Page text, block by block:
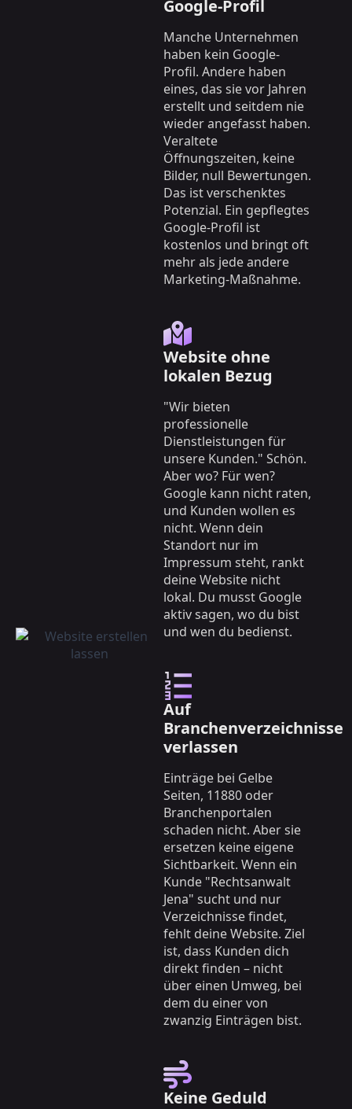
Google-Profil
Manche Unternehmen
haben kein Google-
Profil. Andere haben
eines, das sie vor Jahren
erstellt und seitdem nie
wieder angefasst haben.
Veraltete
Öffnungszeiten, keine
Bilder, null Bewertungen.
Das ist verschenktes
Potenzial. Ein gepflegtes
Google-Profil ist
kostenlos und bringt oft
mehr als jede andere
Marketing-Maßnahme.
Website ohne
lokalen Bezug
"Wir bieten
professionelle
Dienstleistungen für
unsere Kunden." Schön.
Aber wo? Für wen?
Google kann nicht raten,
und Kunden wollen es
nicht. Wenn dein
Standort nur im
Impressum steht, rankt
deine Website nicht
lokal. Du musst Google
aktiv sagen, wo du bist
und wen du bedienst.
Auf
Branchenverzeichnisse
verlassen
Einträge bei Gelbe
Seiten, 11880 oder
Branchenportalen
schaden nicht. Aber sie
ersetzen keine eigene
Sichtbarkeit. Wenn ein
Kunde "Rechtsanwalt
Jena" sucht und nur
Verzeichnisse findet,
fehlt deine Website. Ziel
ist, dass Kunden dich
direkt finden – nicht
über einen Umweg, bei
dem du einer von
zwanzig Einträgen bist.
Keine Geduld